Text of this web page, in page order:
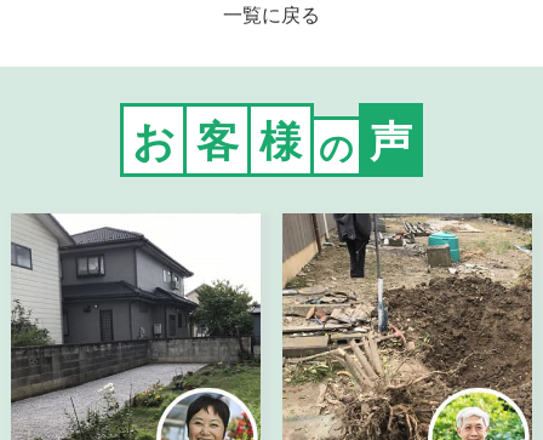
一覧に戻る
お 客 様 の 声